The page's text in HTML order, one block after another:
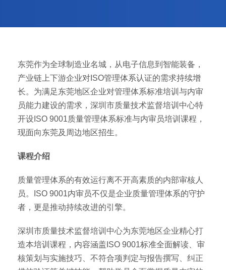
东莞作为全球制造业名城，从电子信息到智能装备，
产业链上下游企业对ISO管理体系认证的需求持续增
长。为满足东莞地区企业对管理体系标准培训与内审
员能力建设的需求，深圳市质量技术监督培训中心特
开设ISO 9001质量管理体系标准与内审员培训课程，
现面向东莞及周边地区招生。
课程介绍
质量管理体系的有效运行离不开高素质的内部审核人
员。ISO 9001内审员不仅是企业质量管理体系的守护
者，更是推动持续改进的引擎。
深圳市质量技术监督培训中心为东莞地区企业精心打
造本培训课程，内容涵盖ISO 9001标准全面解读、审
核策划与实施技巧、不符合项判定与报告撰写、纠正